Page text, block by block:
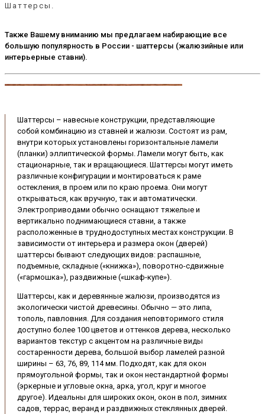
Шаттерсы.
Также Вашему вниманию мы предлагаем набирающие все
большую популярность в России - шаттерсы (жалюзийные или
интерьерные ставни).
Шаттерсы – навесные конструкции, представляющие
собой комбинацию из ставней и жалюзи. Состоят из рам,
внутри которых установлены горизонтальные ламели
(планки) эллиптической формы. Ламели могут быть, как
стационарные, так и вращающиеся. Шаттерсы могут иметь
различные конфигурации и монтироваться к раме
остекления, в проем или по краю проема. Они могут
открываться, как вручную, так и автоматически.
Электроприводами обычно оснащают тяжелые и
вертикально поднимающиеся ставни, а также
расположенные в труднодоступных местах конструкции. В
зависимости от интерьера и размера окон (дверей)
шаттерсы бывают следующих видов: распашные,
подъемные, складные («книжка»), поворотно-сдвижные
(«гармошка»), раздвижные («шкаф-купе»).
Шаттерсы, как и деревянные жалюзи, производятся из
экологически чистой древесины. Обычно — это липа,
тополь, павловния. Для создания неповторимого стиля
доступно более 100 цветов и оттенков дерева, несколько
вариантов текстур с акцентом на различные виды
состаренности дерева, большой выбор ламелей разной
ширины – 63, 76, 89, 114 мм. Подходят, как для окон
прямоугольной формы, так и окон нестандартной формы
(эркерные и угловые окна, арка, угол, круг и многое
другое). Идеальны для широких окон, окон в пол, зимних
садов, террас, веранд и раздвижных стеклянных дверей.